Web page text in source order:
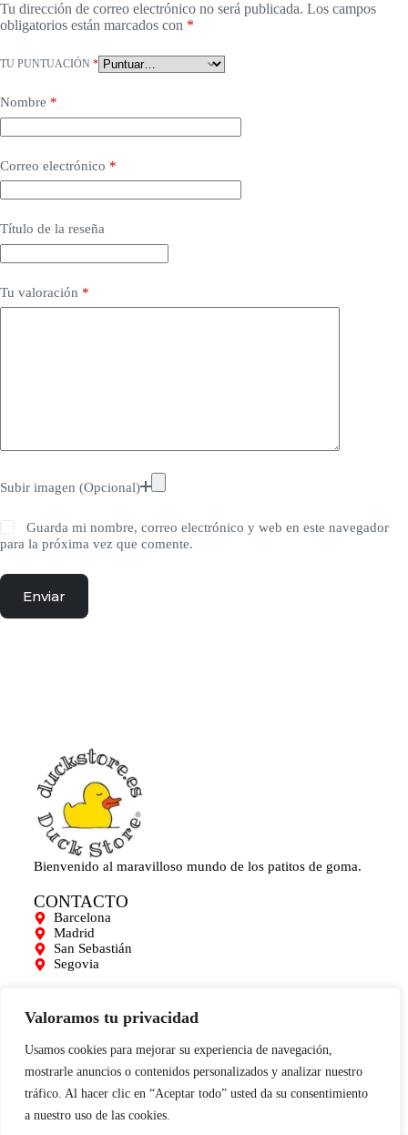
Valoramos tu privacidad
Usamos cookies para mejorar su experiencia de navegación,
mostrarle anuncios o contenidos personalizados y analizar nuestro
tráfico. Al hacer clic en “Aceptar todo” usted da su consentimiento
a nuestro uso de las cookies.
Tu dirección de correo electrónico no será publicada. Los campos
obligatorios están marcados con *
TU PUNTUACIÓN *
Nombre *
Correo electrónico *
Título de la reseña
Tu valoración *
Subir imagen (Opcional)
Guarda mi nombre, correo electrónico y web en este navegador
para la próxima vez que comente.
Enviar
Bienvenido al maravilloso mundo de los patitos de goma.
CONTACTO
Barcelona
Madrid
San Sebastián
Segovia
Mi cuenta
Para empresas
Limpieza de Patitos
Blog
INFORMACIÓN